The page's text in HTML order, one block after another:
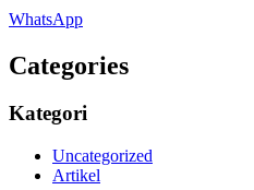
WhatsApp
Categories
Kategori
Uncategorized
Artikel